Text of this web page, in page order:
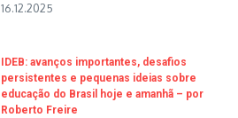
16.12.2025
IDEB: avanços importantes, desafios
persistentes e pequenas ideias sobre
educação do Brasil hoje e amanhã – por
Roberto Freire